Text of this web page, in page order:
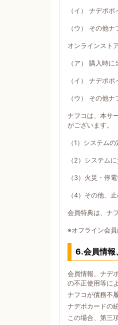
（イ） ナデポ
（ウ） その他
オンラインスト
（ア） 購入時
（イ） ナデポ
（ウ） その他
ナフコは、本サ
がございます。
（1）システム
（2）システム
（3）火災・停
（4）その他、
会員特典は、ナ
※オフライン会員
6.会員情報
会員情報、ナデ
の不正使用等に
ナフコが債務不
ナデポカードの
この場合、第三